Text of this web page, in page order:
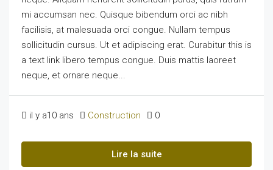
mi accumsan nec. Quisque bibendum orci ac nibh
facilisis, at malesuada orci congue. Nullam tempus
sollicitudin cursus. Ut et adipiscing erat. Curabitur this is
a text link libero tempus congue. Duis mattis laoreet
neque, et ornare neque...
il y a10 ans Construction 0
Lire la suite